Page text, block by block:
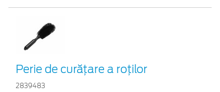
Perie de curățare a roților
2839483